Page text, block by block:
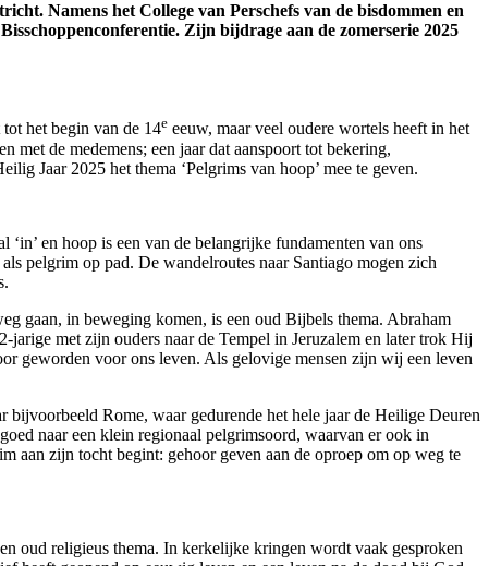
Namens het College van Perschefs van de bisdommen en
Zijn bijdrage aan de zomerserie 2025
het begin van de 14e eeuw, maar veel oudere wortels heeft in het
met de medemens; een jaar dat aanspoort tot bekering,
Jaar 2025 het thema ‘Pelgrims van hoop’ mee te geven.
en hoop is een van de belangrijke fundamenten van ons
pelgrim op pad. De wandelroutes naar Santiago mogen zich
gaan, in beweging komen, is een oud Bijbels thema. Abraham
met zijn ouders naar de Tempel in Jeruzalem en later trok Hij
geworden voor ons leven. Als gelovige mensen zijn wij een leven
Rome, waar gedurende het hele jaar de Heilige Deuren
naar een klein regionaal pelgrimsoord, waarvan er ook in
aan zijn tocht begint: gehoor geven aan de oproep om op weg te
oud religieus thema. In kerkelijke kringen wordt vaak gesproken